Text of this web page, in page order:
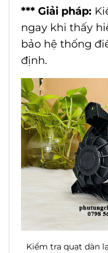
*** Giải pháp:
ngay khi thấy
bảo hệ thống
định.
Kiểm tra quạt dàn